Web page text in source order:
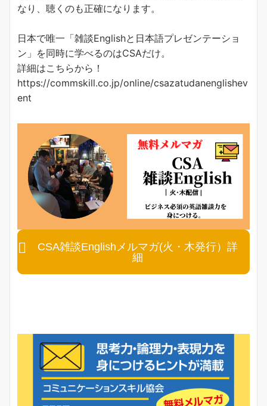
なり、聴くのも正確になります。
日本で唯一「雑談Englishと日本語プレゼンテーショ
ン」を同時に学べるのはCSAだけ。
詳細はこちらから！
https://commskill.co.jp/online/csazatudanenglishev
ent
CSA雑談Englishメルマガ(火・木発行）詳
細